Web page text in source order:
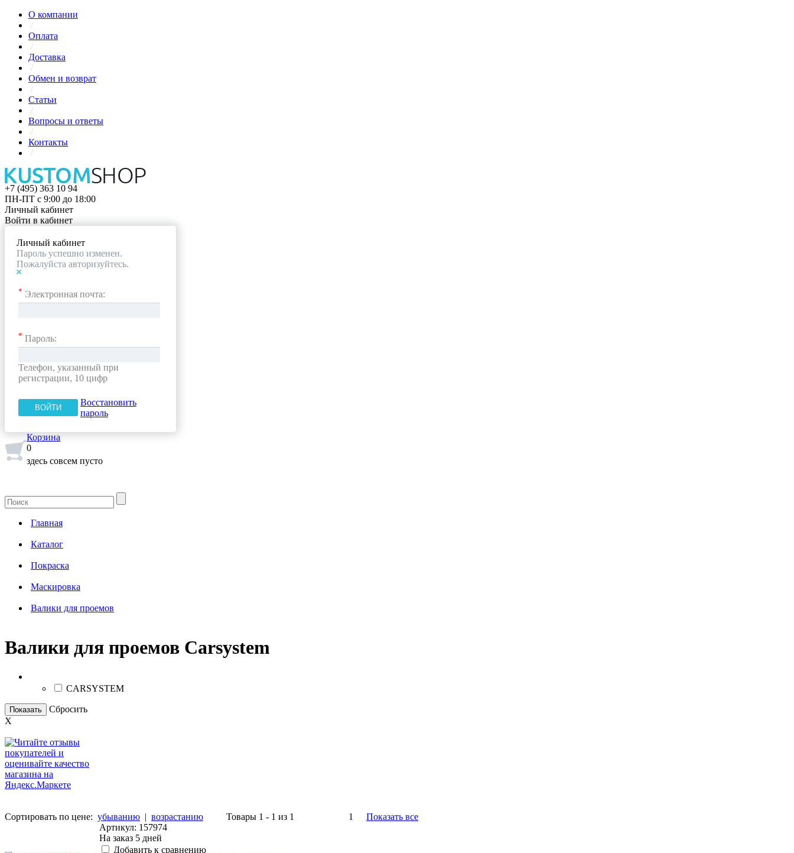
О компании
/
Оплата
/
Доставка
/
Обмен и возврат
/
Статьи
/
Вопросы и ответы
/
Контакты
/
+7 (495) 363 10 94
ПН-ПТ с 9:00 до 18:00
Личный кабинет
Войти в кабинет
Личный кабинет
Пароль успешно изменен.
Пожалуйста авторизуйтесь.
* Электронная почта:
* Пароль:
Телефон, указанный при
регистрации, 10 цифр
Восстановить
пароль
Корзина
0
здесь совсем пусто
Главная
Каталог
Покраска
Маскировка
Валики для проемов
Валики для проемов Carsystem
CARSYSTEM
Показать
Сбросить
X
Сортировать по цене: убыванию | возрастанию Товары 1 - 1 из 1 1
Показать все
Артикул: 157974
На заказ 5 дней
Добавить к сравнению